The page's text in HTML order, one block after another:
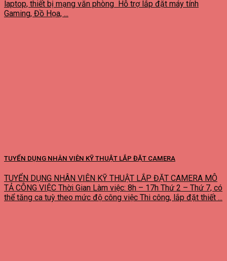
laptop, thiết bị mạng văn phòng Hỗ trợ lắp đặt máy tính
Gaming, Đồ Họa, ...
TUYỂN DỤNG NHÂN VIÊN KỸ THUẬT LẮP ĐẶT CAMERA
TUYỂN DỤNG NHÂN VIÊN KỸ THUẬT LẮP ĐẶT CAMERA MÔ
TẢ CÔNG VIỆC Thời Gian Làm việc: 8h – 17h Thứ 2 – Thứ 7, có
thể tăng ca tuỳ theo mức độ công việc Thi công, lắp đặt thiết ...